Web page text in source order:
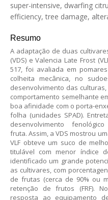
super-intensive, dwarfing
efficiency, tree damage,
Resumo
A adaptação de duas
(VDS) e Valencia Late Frost
517, foi avaliada em
colheita mecânica, no
desenvolvimento das
comportamento semelhante
boa afinidade com o porta-
folha (unidades SPAD).
desenvolvimento
fruta. Assim, a VDS mostrou
VLF obteve um suco de
titulável com menor índice
identificado um grande
as cultivares, com
de frutas (cerca de 90% ou
retenção de frutos (FRF).
resposta ao equipamento